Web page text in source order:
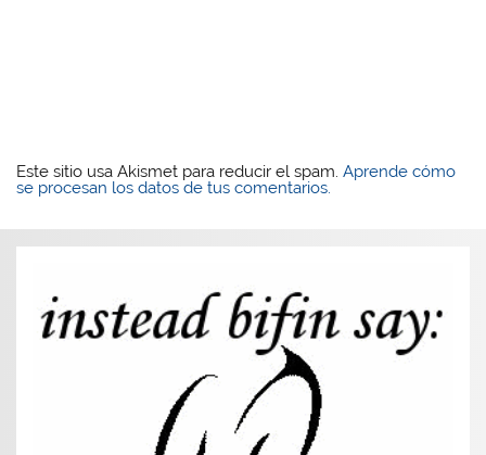
Este sitio usa Akismet para reducir el spam.Aprende cómo
se procesan los datos de tus comentarios.